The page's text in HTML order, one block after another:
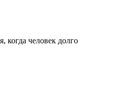
когда человек долго